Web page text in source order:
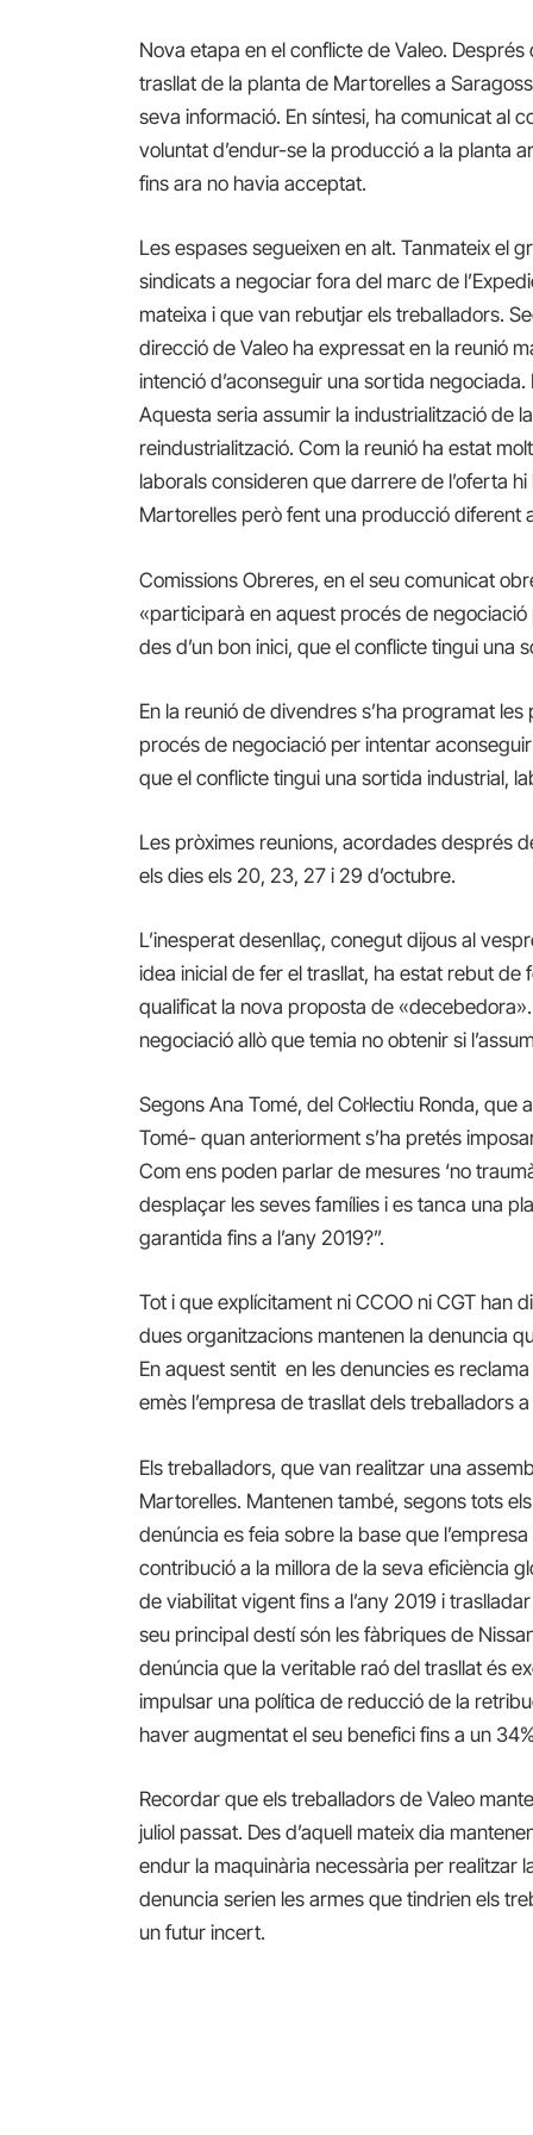
Nova etapa en el conflicte de Valeo.
trasllat de la planta de Martorelles a
seva informació. En síntesi, ha comunicat al
voluntat d’endur-se la producció a la planta
fins ara no havia acceptat.
Les espases segueixen en alt. Tanmateix el
sindicats a negociar fora del marc de
mateixa i que van rebutjar els treballadors.
direcció de Valeo ha expressat en la reunió
intenció d’aconseguir una sortida
Aquesta seria assumir la industrialització de
reindustrialització. Com la reunió ha estat
laborals consideren que darrere de l’oferta
Martorelles però fent una producció diferent
Comissions Obreres, en el seu comunicat
«participarà en aquest procés de
des d’un bon inici, que el conflicte tingui una
En la reunió de divendres s’ha programat
procés de negociació per intentar
que el conflicte tingui una sortida industrial,
Les pròximes reunions, acordades després
els dies els 20, 23, 27 i 29 d’octubre.
L’inesperat desenllaç, conegut dijous al
idea inicial de fer el trasllat, ha estat rebut
qualificat la nova proposta de
negociació allò que temia no obtenir si
Segons Ana Tomé, del Col·lectiu Ronda, que
Tomé- quan anteriorment s’ha pretés
Com ens poden parlar de mesures ‘no
desplaçar les seves famílies i es tanca una
garantida fins a l’any 2019?”.
Tot i que explícitament ni CCOO ni CGT han
dues organitzacions mantenen la denuncia
En aquest sentit en les denuncies es
emès l’empresa de trasllat dels treballadors
Els treballadors, que van realitzar una
Martorelles. Mantenen també, segons tots els
denúncia es feia sobre la base que
contribució a la millora de la seva eficiència
de viabilitat vigent fins a l’any 2019 i
seu principal destí són les fàbriques de
denúncia que la veritable raó del trasllat és
impulsar una política de reducció de la
haver augmentat el seu benefici fins a un
Recordar que els treballadors de Valeo
juliol passat. Des d’aquell mateix dia
endur la maquinària necessària per realitzar
denuncia serien les armes que tindrien els
un futur incert.